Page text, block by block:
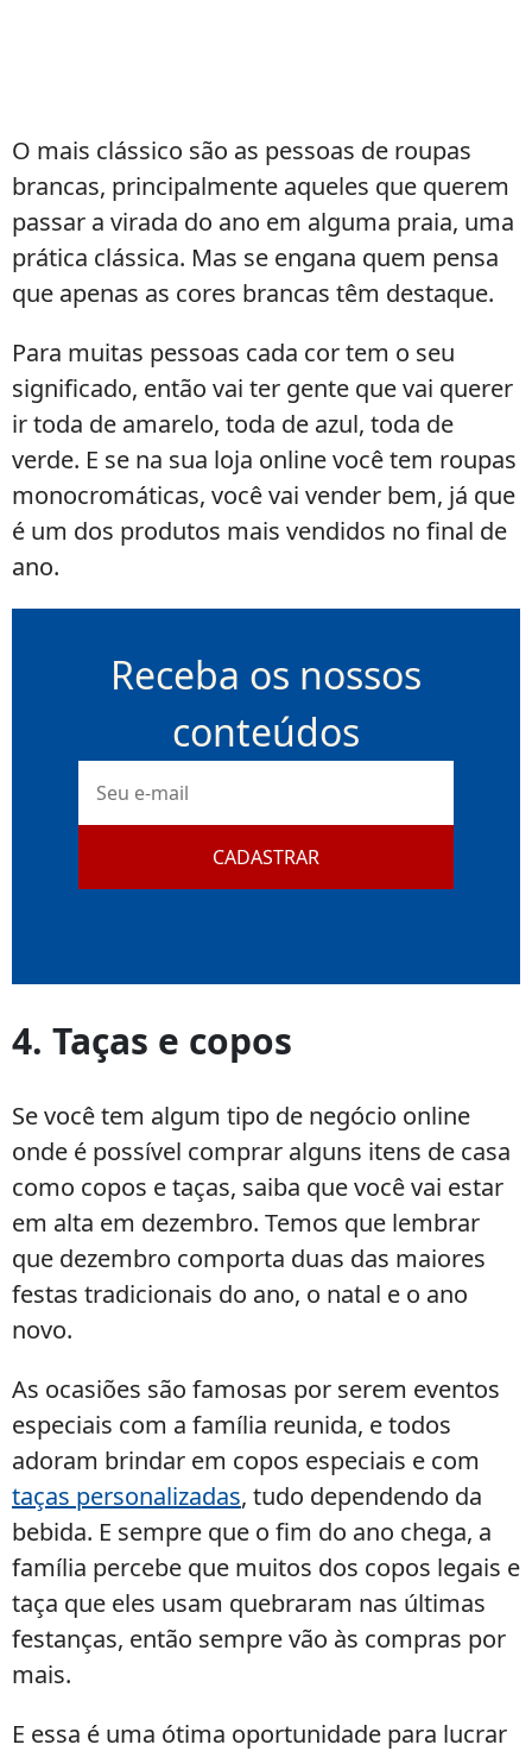
O mais clássico são as pessoas de roupas
brancas, principalmente aqueles que querem
passar a virada do ano em alguma praia, uma
prática clássica. Mas se engana quem pensa
que apenas as cores brancas têm destaque.
Para muitas pessoas cada cor tem o seu
significado, então vai ter gente que vai querer
ir toda de amarelo, toda de azul, toda de
verde. E se na sua loja online você tem roupas
monocromáticas, você vai vender bem, já que
é um dos produtos mais vendidos no final de
ano.
Receba os nossos
conteúdos
mail
CADASTRAR
4. Taças e copos
Se você tem algum tipo de negócio online
onde é possível comprar alguns itens de casa
como copos e taças, saiba que você vai estar
em alta em dezembro. Temos que lembrar
que dezembro comporta duas das maiores
festas tradicionais do ano, o natal e o ano
novo.
As ocasiões são famosas por serem eventos
especiais com a família reunida, e todos
adoram brindar em copos especiais e com
taças personalizadas, tudo dependendo da
bebida. E sempre que o fim do ano chega, a
família percebe que muitos dos copos legais e
taça que eles usam quebraram nas últimas
festanças, então sempre vão às compras por
mais.
E essa é uma ótima oportunidade para lucrar